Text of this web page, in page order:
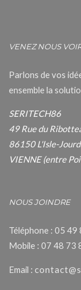
VENEZ NOUS
Parlons de vos
ensemble la
SERITECH86
49 Rue du
86150 L'Isle-
VIENNE (entre
NOUS JOINDRE
Téléphone : 05
Mobile : 07 48 73
Email :